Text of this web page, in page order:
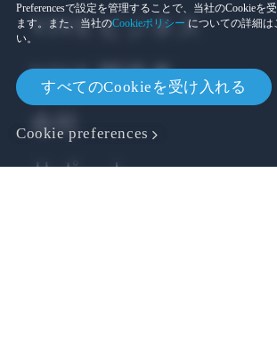
Preferencesで設定を管理することで、当社のCookieを
ます。また、当社のCookieポリシー についての詳細は
い。
すべてのCookieを受け入れる
Cookie preferences
VIVE ビジネス
VIVE 開発者
会社
サポート